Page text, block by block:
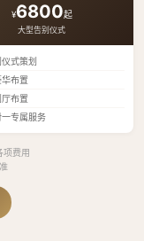
¥6800起
大型告别仪式
式策划
布置
布置
专属服务
项费用